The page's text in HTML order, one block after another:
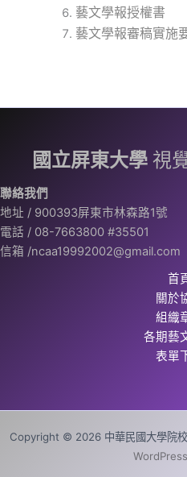
藝文學報授權書
藝文學報審稿實施
國立屏東大學 視
聯絡我們
地址 / 900393屏東市林森路1號
電話 / 08-7663800 #35501
信箱 /ncaa19992002@gmail.com
首
關於
組織
各期藝
表單
Copyright © 2026 中華民國大學院